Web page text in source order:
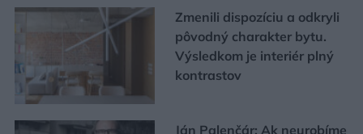
Zmenili dispozíciu a odkryli
pôvodný charakter bytu.
Výsledkom je interiér plný
kontrastov
Ján Palenčár: Ak neurobíme